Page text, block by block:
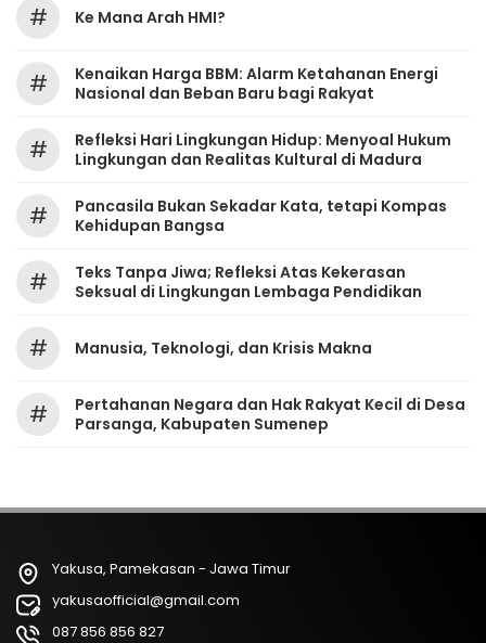
# Ke Mana Arah HMI?
#
Kenaikan Harga BBM: Alarm Ketahanan Energi
Nasional dan Beban Baru bagi Rakyat
#
Refleksi Hari Lingkungan Hidup: Menyoal Hukum
Lingkungan dan Realitas Kultural di Madura
#
Pancasila Bukan Sekadar Kata, tetapi Kompas
Kehidupan Bangsa
#
Teks Tanpa Jiwa; Refleksi Atas Kekerasan
Seksual di Lingkungan Lembaga Pendidikan
# Manusia, Teknologi, dan Krisis Makna
#
Pertahanan Negara dan Hak Rakyat Kecil di Desa
Parsanga, Kabupaten Sumenep
Yakusa, Pamekasan - Jawa Timur
yakusaofficial@gmail.com
087 856 856 827